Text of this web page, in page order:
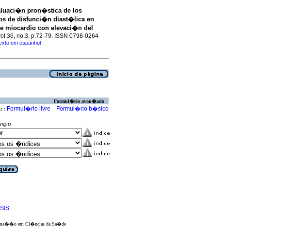
pron�stica de los
de disfunci�n diast�lica en
miocardio con elevaci�n del
no.3, p.72-79. ISSN 0798-0264
em espanhol
Formul�rio avan�ado
: Formul�rio livre Formul�rio b�sico
em Ci�ncias da Sa�de